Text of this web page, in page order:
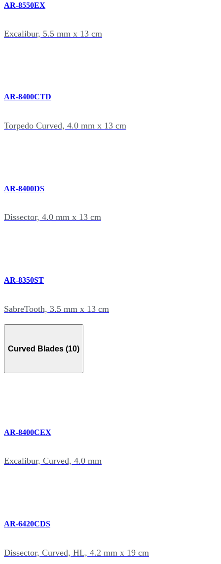
AR-8550EX
Excalibur, 5.5 mm x 13 cm
AR-8400CTD
Torpedo Curved, 4.0 mm x 13 cm
AR-8400DS
Dissector, 4.0 mm x 13 cm
AR-8350ST
SabreTooth, 3.5 mm x 13 cm
Curved Blades (10)
AR-8400CEX
Excalibur, Curved, 4.0 mm
AR-6420CDS
Dissector, Curved, HL, 4.2 mm x 19 cm